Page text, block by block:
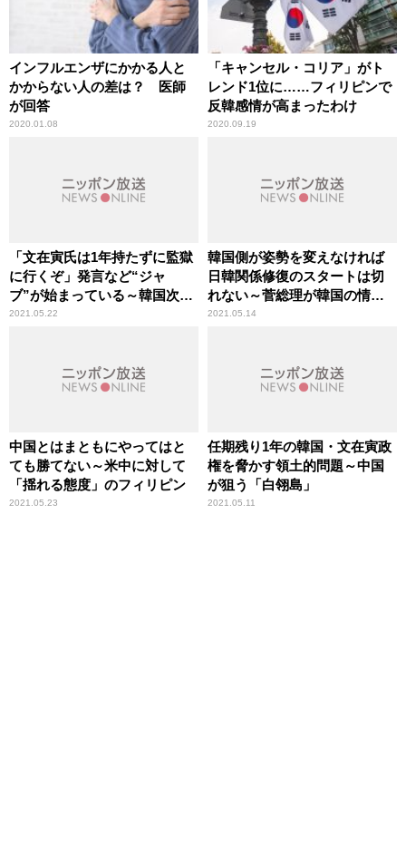
インフルエンザにかかる人と
かからない人の差は？ 医師
が回答
2020.01.08
「キャンセル・コリア」がト
レンド1位に……フィリピンで
反韓感情が高まったわけ
2020.09.19
「文在寅氏は1年持たずに監獄
に行くぞ」発言など“ジャ
ブ”が始まっている～韓国次期
大統領選挙
2021.05.22
韓国側が姿勢を変えなければ
日韓関係修復のスタートは切
れない～菅総理が韓国の情報
機関トップと非公式で面会
2021.05.14
中国とはまともにやってはと
ても勝てない～米中に対して
「揺れる態度」のフィリピン
2021.05.23
任期残り1年の韓国・文在寅政
権を脅かす領土的問題～中国
が狙う「白翎島」
2021.05.11